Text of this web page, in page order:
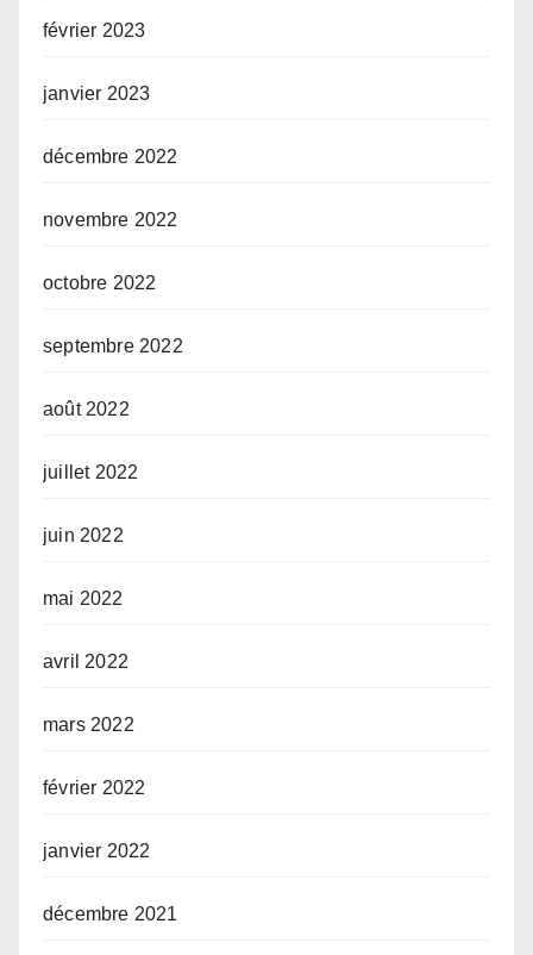
février 2023
janvier 2023
décembre 2022
novembre 2022
octobre 2022
septembre 2022
août 2022
juillet 2022
juin 2022
mai 2022
avril 2022
mars 2022
février 2022
janvier 2022
décembre 2021